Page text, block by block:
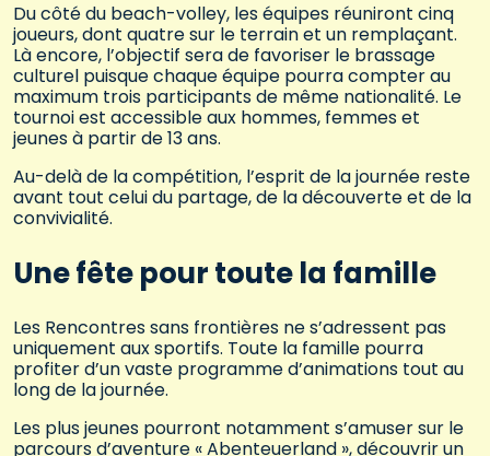
Du côté du beach-volley, les équipes réuniront cinq
joueurs, dont quatre sur le terrain et un remplaçant.
Là encore, l’objectif sera de favoriser le brassage
culturel puisque chaque équipe pourra compter au
maximum trois participants de même nationalité. Le
tournoi est accessible aux hommes, femmes et
jeunes à partir de 13 ans.
Au-delà de la compétition, l’esprit de la journée reste
avant tout celui du partage, de la découverte et de la
convivialité.
Une fête pour toute la famille
Les Rencontres sans frontières ne s’adressent pas
uniquement aux sportifs. Toute la famille pourra
profiter d’un vaste programme d’animations tout au
long de la journée.
Les plus jeunes pourront notamment s’amuser sur le
parcours d’aventure « Abenteuerland », découvrir un